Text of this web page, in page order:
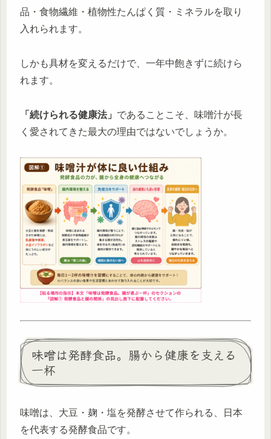
品・食物繊維・植物性たんぱく質・ミネラルを取り
入れられます。
しかも具材を変えるだけで、一年中飽きずに続けら
れます。
「続けられる健康法」 であることこそ、味噌汁が長
く愛されてきた最大の理由ではないでしょうか。
味噌は発酵食品。腸から健康を支える
一杯
味噌は、大豆・麹・塩を発酵させて作られる、日本
を代表する発酵食品です。